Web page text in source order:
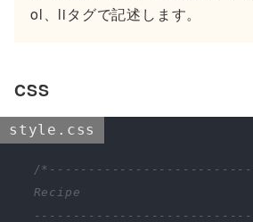
ol、liタグで記述します。
CSS
style.css
/
  Recipe